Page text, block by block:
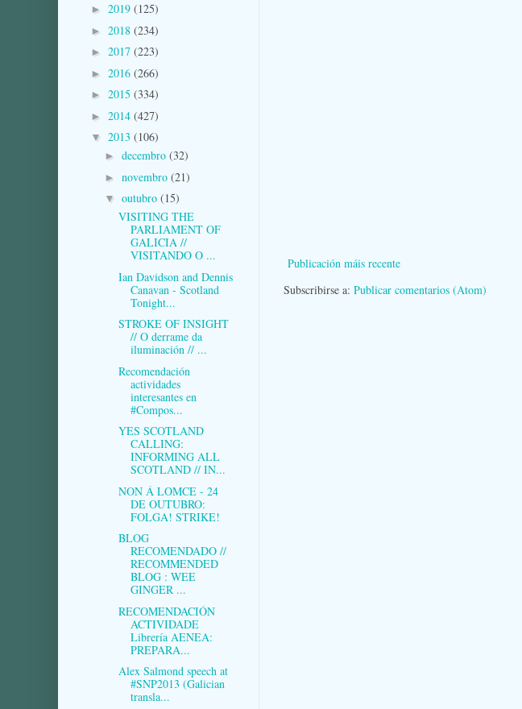
Publicación máis recente
Subscribirse a: Publicar comentarios (Atom)
► 2019 (125)
► 2018 (234)
► 2017 (223)
► 2016 (266)
► 2015 (334)
► 2014 (427)
▼ 2013 (106)
► decembro (32)
► novembro (21)
▼ outubro (15)
VISITING THE
PARLIAMENT OF
GALICIA //
VISITANDO O ...
Ian Davidson and Dennis
Canavan - Scotland
Tonight...
STROKE OF INSIGHT
// O derrame da
iluminación // ...
Recomendación
actividades
interesantes en
#Compos...
YES SCOTLAND
CALLING:
INFORMING ALL
SCOTLAND // IN...
NON Á LOMCE - 24
DE OUTUBRO:
FOLGA! STRIKE!
BLOG
RECOMENDADO //
RECOMMENDED
BLOG : WEE
GINGER ...
RECOMENDACIÓN
ACTIVIDADE
Librería AENEA:
PREPARA...
Alex Salmond speech at
#SNP2013 (Galician
transla...